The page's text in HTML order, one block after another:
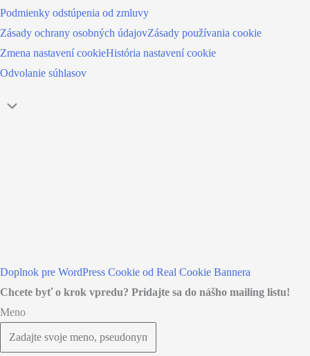
Podmienky odstúpenia od zmluvy
Zásady ochrany osobných údajovZásady používania cookie
Zmena nastavení cookieHistória nastavení cookie
Odvolanie súhlasov
Návrat
Doplnok pre WordPress Cookie od Real Cookie Bannera
Chcete byť o krok vpredu? Pridajte sa do nášho mailing listu!
Meno